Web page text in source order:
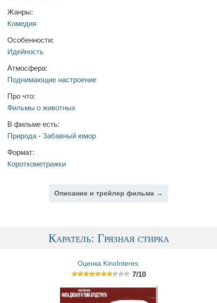
Жанры:
Комедия
Особенности:
Идейность
Атмосфера:
Поднимающие настроение
Про что:
Фильмы о животных
В фильме есть:
Природа - Забавный юмор
Формат:
Короткометражки
Описание и трейлер фильма →
Каратель: Грязная стирка
Оценка KinoInteres:
7/10